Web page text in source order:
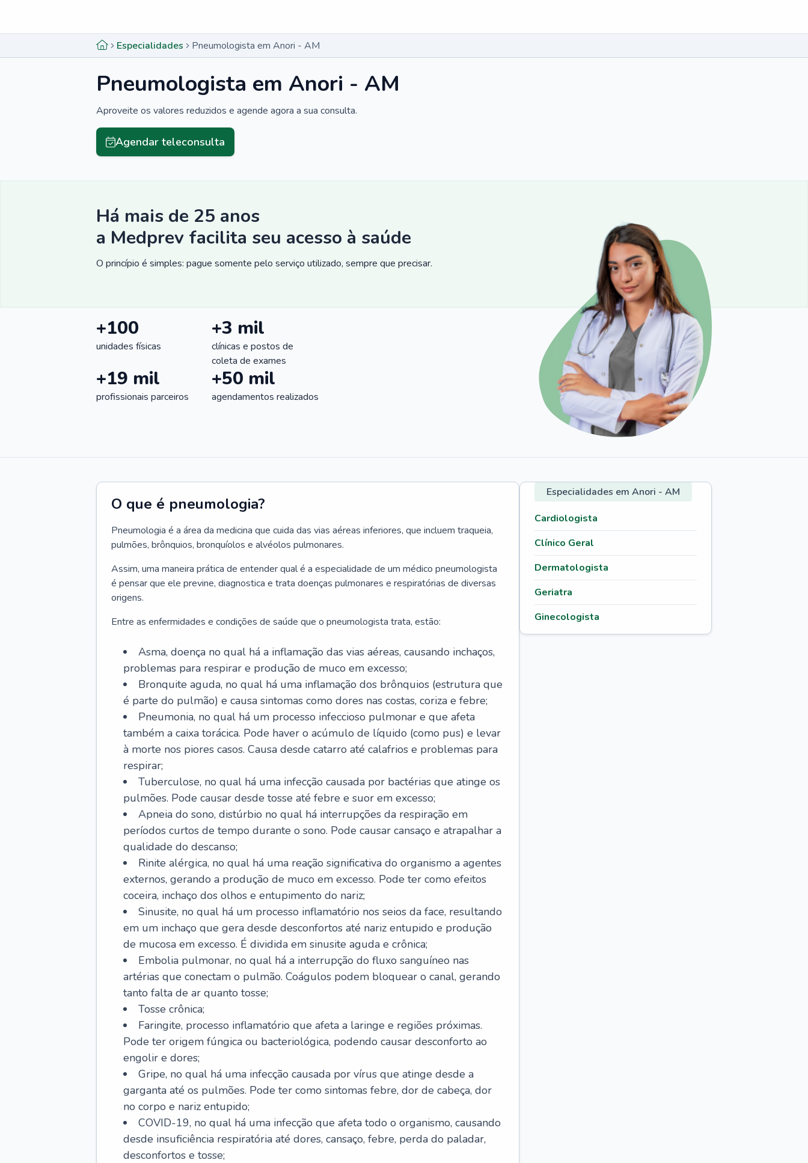
Especialidades Pneumologista em Anori - AM
Pneumologista em Anori - AM
Aproveite os valores reduzidos e agende agora a sua consulta.
Agendar teleconsulta
Há mais de 25 anos
a Medprev facilita seu acesso à saúde
O princípio é simples: pague somente pelo serviço utilizado, sempre que precisar.
+100
unidades físicas
+3 mil
clínicas e postos de
coleta de exames
+19 mil
profissionais parceiros
+50 mil
agendamentos realizados
O que é pneumologia?
Pneumologia é a área da medicina que cuida das vias aéreas inferiores, que incluem traqueia,
pulmões, brônquios, bronquíolos e alvéolos pulmonares.
Assim, uma maneira prática de entender qual é a especialidade de um médico pneumologista
é pensar que ele previne, diagnostica e trata doenças pulmonares e respiratórias de diversas
origens.
Entre as enfermidades e condições de saúde que o pneumologista trata, estão:
Asma, doença no qual há a inflamação das vias aéreas, causando inchaços,
problemas para respirar e produção de muco em excesso;
Bronquite aguda, no qual há uma inflamação dos brônquios (estrutura que
é parte do pulmão) e causa sintomas como dores nas costas, coriza e febre;
Pneumonia, no qual há um processo infeccioso pulmonar e que afeta
também a caixa torácica. Pode haver o acúmulo de líquido (como pus) e levar
à morte nos piores casos. Causa desde catarro até calafrios e problemas para
respirar;
Tuberculose, no qual há uma infecção causada por bactérias que atinge os
pulmões. Pode causar desde tosse até febre e suor em excesso;
Apneia do sono, distúrbio no qual há interrupções da respiração em
períodos curtos de tempo durante o sono. Pode causar cansaço e atrapalhar a
qualidade do descanso;
Rinite alérgica, no qual há uma reação significativa do organismo a agentes
externos, gerando a produção de muco em excesso. Pode ter como efeitos
coceira, inchaço dos olhos e entupimento do nariz;
Sinusite, no qual há um processo inflamatório nos seios da face, resultando
em um inchaço que gera desde desconfortos até nariz entupido e produção
de mucosa em excesso. É dividida em sinusite aguda e crônica;
Embolia pulmonar, no qual há a interrupção do fluxo sanguíneo nas
artérias que conectam o pulmão. Coágulos podem bloquear o canal, gerando
tanto falta de ar quanto tosse;
Tosse crônica;
Faringite, processo inflamatório que afeta a laringe e regiões próximas.
Pode ter origem fúngica ou bacteriológica, podendo causar desconforto ao
engolir e dores;
Gripe, no qual há uma infecção causada por vírus que atinge desde a
garganta até os pulmões. Pode ter como sintomas febre, dor de cabeça, dor
no corpo e nariz entupido;
COVID-19, no qual há uma infecção que afeta todo o organismo, causando
desde insuficiência respiratória até dores, cansaço, febre, perda do paladar,
desconfortos e tosse;
Especialidades em Anori - AM
Cardiologista
Clínico Geral
Dermatologista
Geriatra
Ginecologista